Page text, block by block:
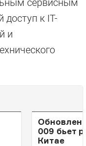
сервисным
к IT-
и
009 бьет
Китае